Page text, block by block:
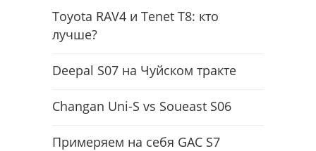
Toyota RAV4 и Tenet T8: кто
лучше?
Deepal S07 на Чуйском тракте
Changan Uni-S vs Soueast S06
Примеряем на себя GAC S7